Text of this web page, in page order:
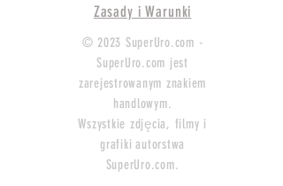
Zasady i Warunki
© 2023 SuperUro.com -
SuperUro.com jest
zarejestrowanym znakiem
handlowym.
Wszystkie zdjęcia, filmy i
grafiki autorstwa
SuperUro.com.